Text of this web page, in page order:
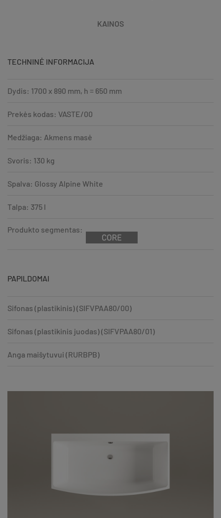
KAINOS
TECHNINĖ INFORMACIJA
Dydis: 1700 x 890 mm, h = 650 mm
Prekės kodas: VASTE/00
Medžiaga: Akmens masė
Svoris: 130 kg
Spalva: Glossy Alpine White
Talpa: 375 l
Produkto segmentas:
PAPILDOMAI
Sifonas (plastikinis) (SIFVPAA80/00)
Sifonas (plastikinis juodas) (SIFVPAA80/01)
Anga maišytuvui (RURBPB)